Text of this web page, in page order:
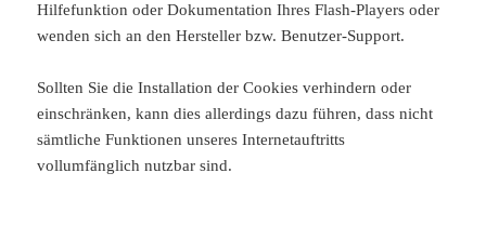
Hilfefunktion oder Dokumentation Ihres Flash-Players oder
wenden sich an den Hersteller bzw. Benutzer-Support.
Sollten Sie die Installation der Cookies verhindern oder
einschränken, kann dies allerdings dazu führen, dass nicht
sämtliche Funktionen unseres Internetauftritts
vollumfänglich nutzbar sind.